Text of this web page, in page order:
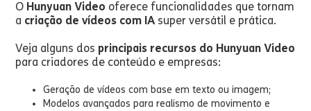
O Hunyuan Video oferece funcionalidades que tornam
a criação de vídeos com IA super versátil e prática.
Veja alguns dos principais recursos do Hunyuan Video
para criadores de conteúdo e empresas:
Geração de vídeos com base em texto ou imagem;
Modelos avançados para realismo de movimento e